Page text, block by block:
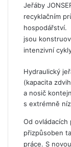
Jeřáby
recyklačním
hospodářství.
jsou
intenzivní
Hydraulický
(kapacita
a nosič
s extrémně
Od ovládacích
přizpůsoben
práce. S